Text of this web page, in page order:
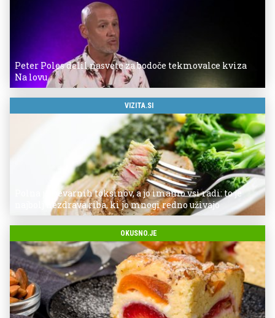
Peter Poles delil nasvete za bodoče tekmovalce kviza
Na lovu
VIZITA.SI
Polna je nevarnih toksinov, a jo imamo vsi radi: to je
najbolj nezdrava riba, ki jo mnogi redno uživajo
OKUSNO.JE